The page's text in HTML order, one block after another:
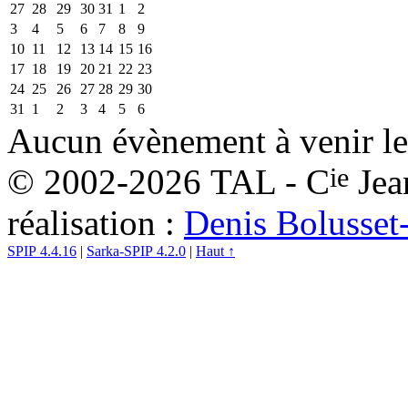
27 28 29 30 31 1
2
3
4 5 6 7 8
9
10 11 12 13 14 15 16
17 18 19 20 21 22 23
24 25 26 27 28 29 30
31
1 2 3 4 5 6
Aucun évènement à venir
© 2002-2026 TAL - Cie
réalisation : Denis
SPIP 4.4.16 | Sarka-SPIP 4.2.0 | Haut ↑